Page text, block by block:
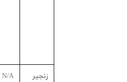
زنجیر
N/A